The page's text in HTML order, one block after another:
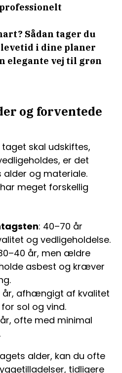
Sådan tager du
i dine planer
elegante vej til grøn
og forventede
skal udskiftes,
er det
og materiale.
meget forskellig
: 40–70 år
og vedligeholdelse.
år, men ældre
asbest og kræver
år, afhængigt af kvalitet
sol og vind.
ofte med minimal
alder, kan du ofte
tidligere